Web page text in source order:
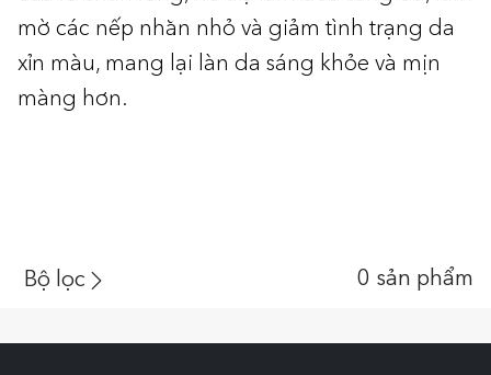
mờ các nếp nhăn nhỏ và giảm tình trạng da
xỉn màu, mang lại làn da sáng khỏe và mịn
màng hơn.
Bộ lọc 0 sản phẩm